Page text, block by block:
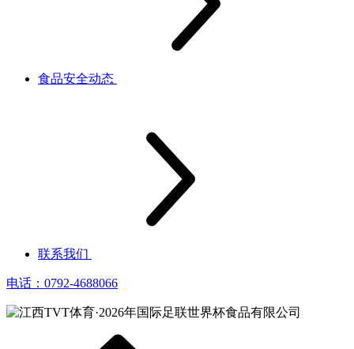
食品安全动态
联系我们
电话：0792-4688066